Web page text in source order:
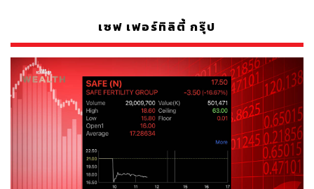
เซฟ เฟอร์ทิลิตี้ กรุ๊ป